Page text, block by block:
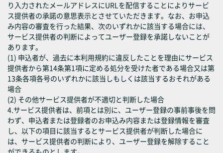
り入力されたメールアドレスにURLを配信することによりサービ
ス提供者の承諾の意思表示とさせていただきます。なお、お申込
み内容の審査を行った結果、次のいずれかに該当する場合には、
サービス提供者の判断によってユーザー登録を承諾しないことが
あります。
(1) 申込者が、過去に本利用規約に違反したことを理由にサービス
提供者から第14条第1項に定める処分を受けた者である場合又は第
13条各項各号のいずれかに該当しもしくは該当するおそれがある
場合
(2) その他サービス提供者が不適切と判断した場合
4.サービス提供者は、前項とは別に、ユーザー登録の事前事後を問
わず、申込者または登録者のお申込み内容または登録情報を審査
し、以下の項目に該当するとサービス提供者が判断した場合に
は、サービス提供者の判断により、ユーザー登録を解除すること